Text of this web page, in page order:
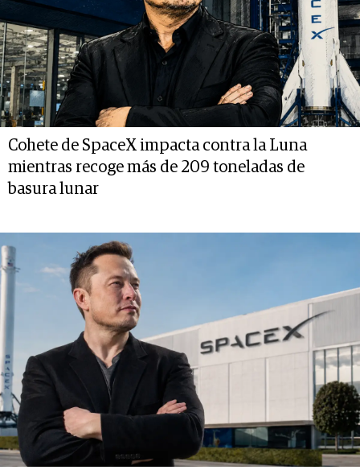
Cohete de SpaceX impacta contra la Luna
mientras recoge más de 209 toneladas de
basura lunar